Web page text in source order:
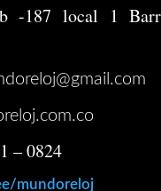
-187 local 1
– 0824
mundoreloj